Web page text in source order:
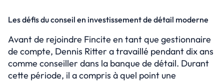
Les défis du conseil en investissement de détail moderne
Avant de rejoindre Fincite en tant que gestionnaire
de compte, Dennis Ritter a travaillé pendant dix ans
comme conseiller dans la banque de détail. Durant